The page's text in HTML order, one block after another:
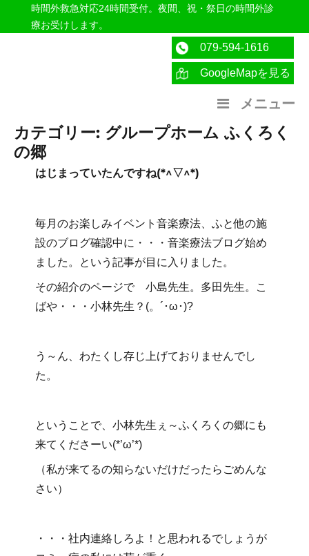
時間外救急対応24時間受付。夜間、祝・祭日の時間外診
療お受けします。
医療法人社団紀洋会 公式サイト
079-594-1616
GoogleMapを見る
メニュー
カテゴリー: グループホーム ふくろく
の郷
はじまっていたんですね(*^▽^*)
毎月のお楽しみイベント音楽療法、ふと他の施
設のブログ確認中に・・・音楽療法ブログ始め
ました。という記事が目に入りました。
その紹介のページで 小島先生。多田先生。こ
ばや・・・小林先生？(。´･ω･)?
う～ん、わたくし存じ上げておりませんでし
た。
ということで、小林先生ぇ～ふくろくの郷にも
来てくださーい(*’ω’*)
（私が来てるの知らないだけだったらごめんな
さい）
・・・社内連絡しろよ！と思われるでしょうが